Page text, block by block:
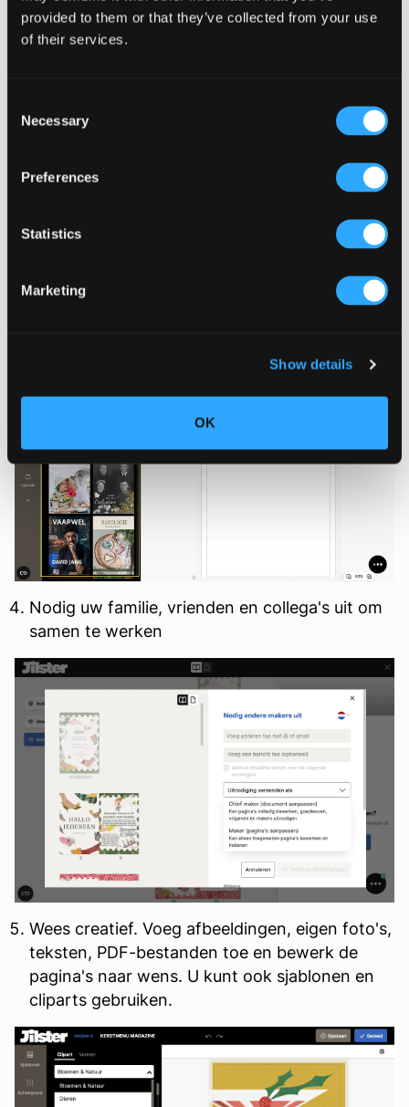
provided to them or that they’ve collected from your use
of their services.
Selection
Necessary
Preferences
Statistics
Marketing
Show details
OK
Nodig uw familie, vrienden en collega's uit om
samen te werken
Wees creatief. Voeg afbeeldingen, eigen foto's,
teksten, PDF-bestanden toe en bewerk de
pagina's naar wens. U kunt ook sjablonen en
cliparts gebruiken.